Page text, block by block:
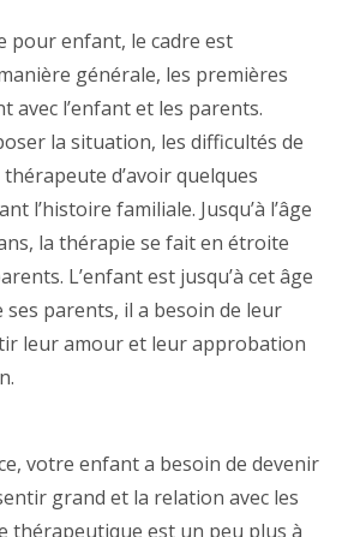
pour enfant, le cadre est
générale, les premières
avec l’enfant et les parents.
la situation, les difficultés de
d’avoir quelques
l’histoire familiale. Jusqu’à l’âge
la thérapie se fait en étroite
L’enfant est jusqu’à cet âge
parents, il a besoin de leur
leur amour et leur approbation
votre enfant a besoin de devenir
grand et la relation avec les
thérapeutique est un peu plus à